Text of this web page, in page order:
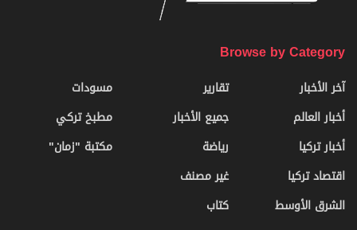
Browse by Category
آخر الأخبار
أخبار العالم
أخبار تركيا
اقتصاد تركيا
الشرق الأوسط
تقارير
جميع الأخبار
رياضة
غير مصنف
كتاب
مسودات
مطبخ تركي
مكتبة "زمان"